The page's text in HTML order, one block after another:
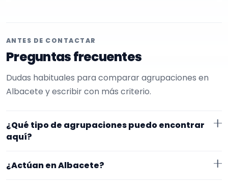
ANTES DE CONTACTAR
Preguntas frecuentes
Dudas habituales para comparar agrupaciones en
Albacete y escribir con más criterio.
¿Qué tipo de agrupaciones puedo encontrar
aquí?
cumpleaños. Conviene comparar repertorio, tamaño
¿Actúan en Albacete?